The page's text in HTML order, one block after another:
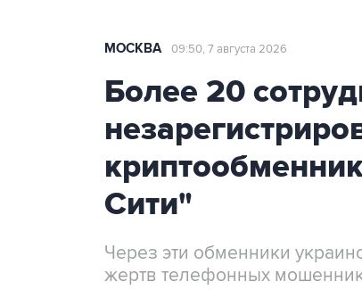
МОСКВА 09:50, 7 августа 2026
Более 20
Сити"
Через эти обменники
жертв телефонных